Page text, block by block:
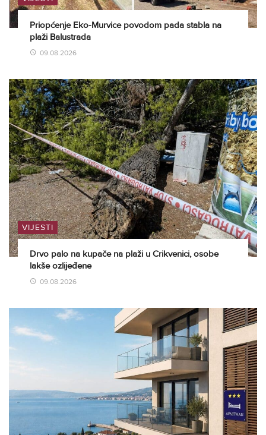
Priopćenje Eko-Murvice povodom pada stabla na
plaži Balustrada
09.08.2026
VIJESTI
Drvo palo na kupače na plaži u Crikvenici, osobe
lakše ozlijeđene
09.08.2026